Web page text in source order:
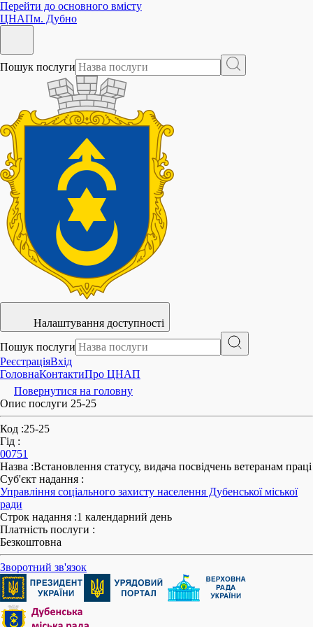
Перейти до основного вмісту
ЦНАПм. Дубно
Пошук послуги
Налаштування доступності
Пошук послуги
РеєстраціяВхід
ГоловнаКонтактиПро ЦНАП
Повернутися на головну
Опис послуги 25-25
Код :25-25
Гід :
00751
Назва :Встановлення статусу, видача посвідчень ветеранам праці
Суб'єкт надання :
Управління соціального захисту населення Дубенської міської
ради
Строк надання :1 календарний день
Платність послуги :
Безкоштовна
Зворотний зв'язок